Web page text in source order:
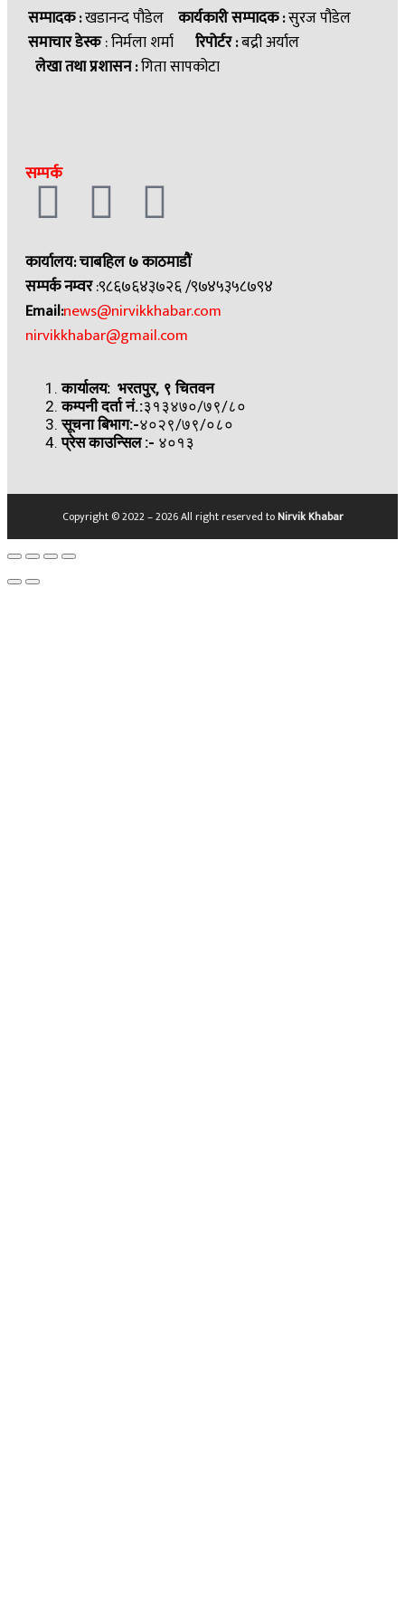
सम्पादक :खडानन्द पौडेल कार्यकारी सम्पादक :सुरज पौडेल
समाचार डेस्क: निर्मला शर्मा रिपोर्टर :बद्री अर्याल
लेखा तथा प्रशासन :गिता सापकोटा
सम्पर्क
कार्यालय: चाबहिल ७ काठमाडौं
सम्पर्क नम्वर:९८६७६४३७२६ /९७४५३५८७९४
Email:news@nirvikkhabar.com
nirvikkhabar@gmail.com
कार्यालय: भरतपुर, ९ चितवन
कम्पनी दर्ता नं.:३१३४७०/७९/८०
सूचना बिभाग:-४०२९/७९/०८०
प्रेस काउन्सिल:- ४०१३
Copyright © 2022 – 2026 All right reserved toNirvik Khabar